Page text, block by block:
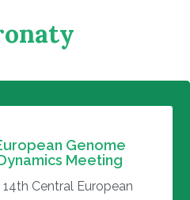
Genome
Meeting
Central European